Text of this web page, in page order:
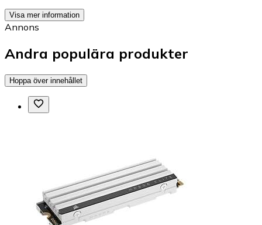
Visa mer information
Annons
Andra populära produkter
Hoppa över innehållet